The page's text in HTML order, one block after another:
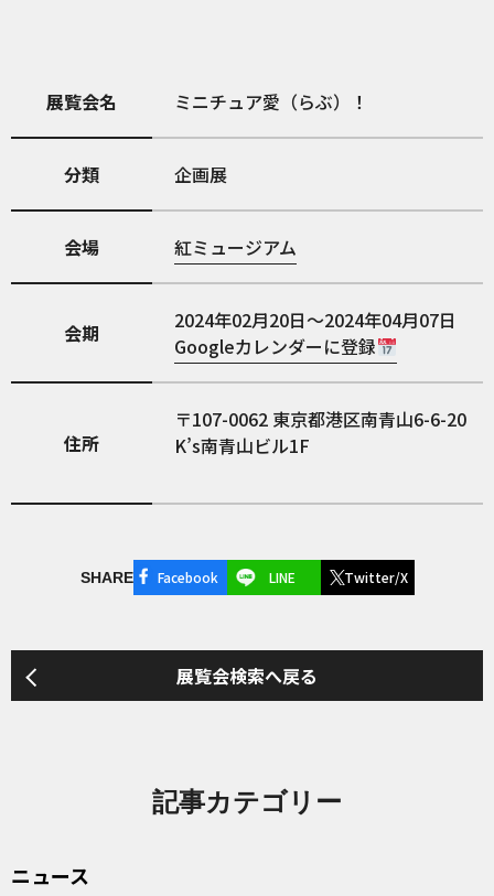
展覧会名 ミニチュア愛（らぶ）！
分類 企画展
会場 紅ミュージアム
会期
2024年02月20日～2024年04月07日
Googleカレンダーに登録
住所
107-0062 東京都港区南青山6-6-20
K’s南青山ビル1F
SHARE Facebook LINE Twitter/X
展覧会検索へ戻る
記事カテゴリー
ニュース